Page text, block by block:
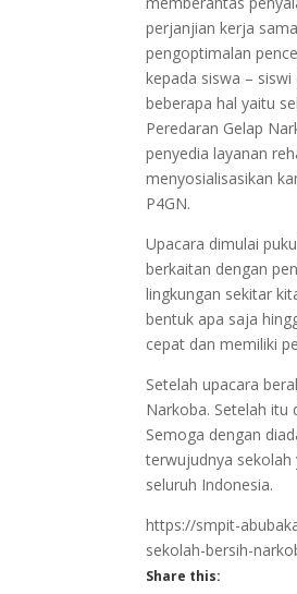
perjanjian kerja
pengoptimalan
kepada siswa –
beberapa hal yaitu
Peredaran Gelap
penyedia layanan
menyosialisasikan
P4GN.
Upacara dimulai
berkaitan dengan
lingkungan sekitar
bentuk apa saja
cepat dan memiliki
Setelah upacara
Narkoba. Setelah itu
Semoga dengan
terwujudnya sekolah
seluruh Indonesia.
https://smpit-
sekolah-bersih-
Share this: